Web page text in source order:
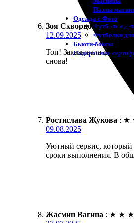
Пазлы
Одежда с Фото
Футболки
Футболки
Бьюти-боксы
Подарочные
Зоя Скворцова : ★ ★ ★
12.09.2025
Топ! Заказывала
снова!
Ростислава Жукова : ★
09.08.2025
Уютный сервис, который
сроки выполнения. В
Жасмин Вагина : ★ ★ ★